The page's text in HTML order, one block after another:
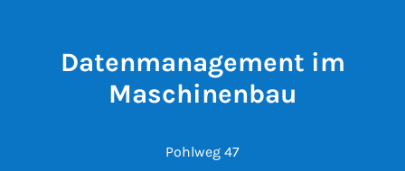
Datenmanagement im
Maschinenbau
Pohlweg 47